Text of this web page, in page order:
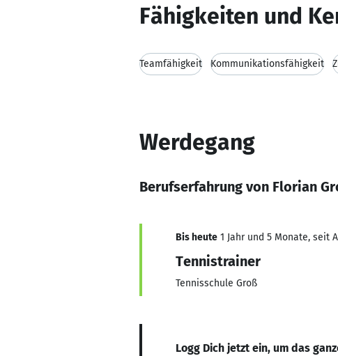
Fähigkeiten und
Teamfähigkeit Kommunikationsfähigkeit
Werdegang
Berufserfahrung von Florian
Bis heute 1 Jahr und 5 Monate, seit
Tennistrainer
Tennisschule Groß
Logg Dich jetzt ein, um das